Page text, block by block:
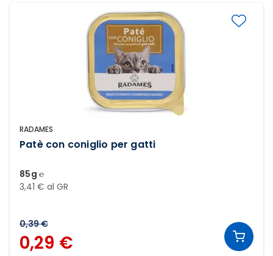
RADAMES
Patè con coniglio per gatti
85g ℮
3,41 € al GR
0,39 €
0,29 €